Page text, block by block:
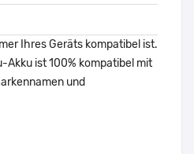
Ihres Geräts kompatibel ist.
Akku ist 100% kompatibel mit
und